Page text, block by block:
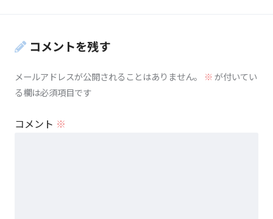
コメントを残す
メールアドレスが公開されることはありません。 ※が付いてい
る欄は必須項目です
コメント ※